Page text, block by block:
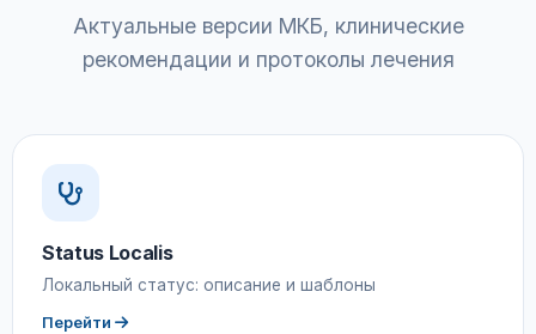
Актуальные версии МКБ, клинические
рекомендации и протоколы лечения
Status Localis
Локальный статус: описание и шаблоны
Перейти